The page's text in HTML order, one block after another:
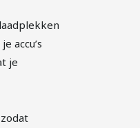
accu’s
je